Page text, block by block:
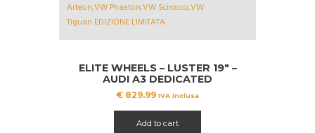
ELITE WHEELS – LUSTER 19″ –
AUDI A3 DEDICATED
€ 829.99 IVA inclusa
Add to cart